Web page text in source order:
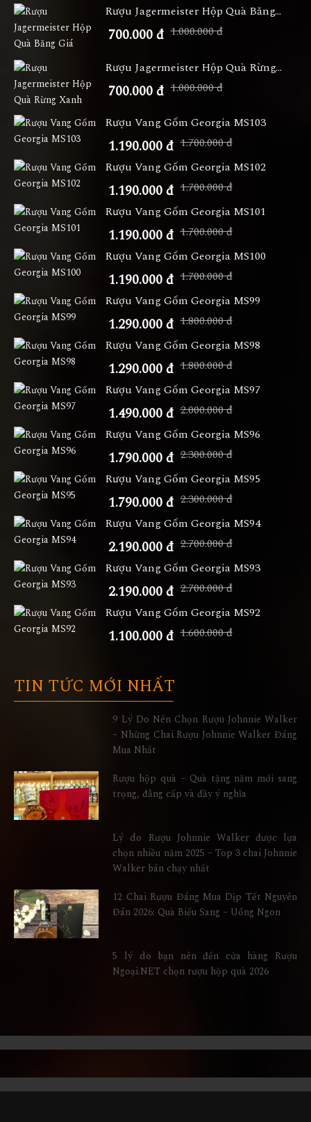
Rượu Jagermeister Hộp Quà Băng...
700.000 đ 1.000.000 đ
Rượu Jagermeister Hộp Quà Rừng...
700.000 đ 1.000.000 đ
Rượu Vang Gốm Georgia MS103
1.190.000 đ 1.700.000 đ
Rượu Vang Gốm Georgia MS102
1.190.000 đ 1.700.000 đ
Rượu Vang Gốm Georgia MS101
1.190.000 đ 1.700.000 đ
Rượu Vang Gốm Georgia MS100
1.190.000 đ 1.700.000 đ
Rượu Vang Gốm Georgia MS99
1.290.000 đ 1.800.000 đ
Rượu Vang Gốm Georgia MS98
1.290.000 đ 1.800.000 đ
Rượu Vang Gốm Georgia MS97
1.490.000 đ 2.000.000 đ
Rượu Vang Gốm Georgia MS96
1.790.000 đ 2.300.000 đ
Rượu Vang Gốm Georgia MS95
1.790.000 đ 2.300.000 đ
Rượu Vang Gốm Georgia MS94
2.190.000 đ 2.700.000 đ
Rượu Vang Gốm Georgia MS93
2.190.000 đ 2.700.000 đ
Rượu Vang Gốm Georgia MS92
1.100.000 đ 1.600.000 đ
TIN TỨC MỚI NHẤT
9 Lý Do Nên Chọn Rượu Johnnie Walker
– Những Chai Rượu Johnnie Walker Đáng
Mua Nhất
Rượu hộp quà – Quà tặng năm mới sang
trọng, đẳng cấp và đầy ý nghĩa
Lý do Rượu Johnnie Walker được lựa
chọn nhiều năm 2025 – Top 3 chai Johnnie
Walker bán chạy nhất
12 Chai Rượu Đáng Mua Dịp Tết Nguyên
Đán 2026: Quà Biếu Sang – Uống Ngon
5 lý do bạn nên đến cửa hàng Rượu
Ngoại.NET chọn rượu hộp quà 2026